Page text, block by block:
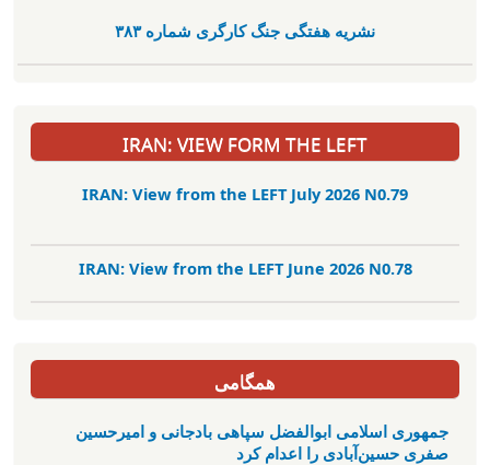
نشریە هفتگی جنگ کارگری شمارە ٣٨٣
IRAN: VIEW FORM THE LEFT
IRAN: View from the LEFT July 2026 N0.79
IRAN: View from the LEFT June 2026 N0.78
همگامی
جمهوری اسلامی ابوالفضل سپاهی بادجانی و امیرحسین
صفری حسین‌آبادی را اعدام کرد